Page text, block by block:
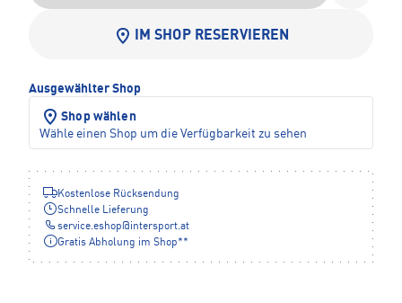
IM SHOP RESERVIEREN
Ausgewählter Shop
Shop wählen
Wähle einen Shop um die Verfügbarkeit zu sehen
Kostenlose Rücksendung
Schnelle Lieferung
service.eshop@intersport.at
Gratis Abholung im Shop**